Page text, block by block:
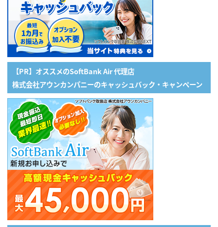
【PR】オススメのSoftBank Air 代理店
株式会社アウンカンパニーのキャッシュバック・キャンペーン